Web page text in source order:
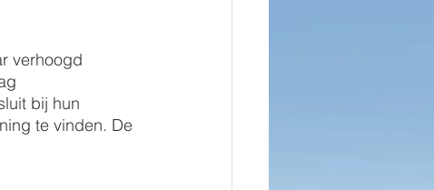
verhoogd
bij hun
te vinden. De